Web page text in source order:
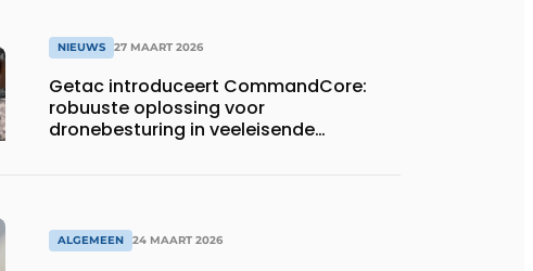
NIEUWS 27 MAART 2026
Getac introduceert CommandCore:
robuuste oplossing voor
dronebesturing in veeleisende
ALGEMEEN 24 MAART 2026